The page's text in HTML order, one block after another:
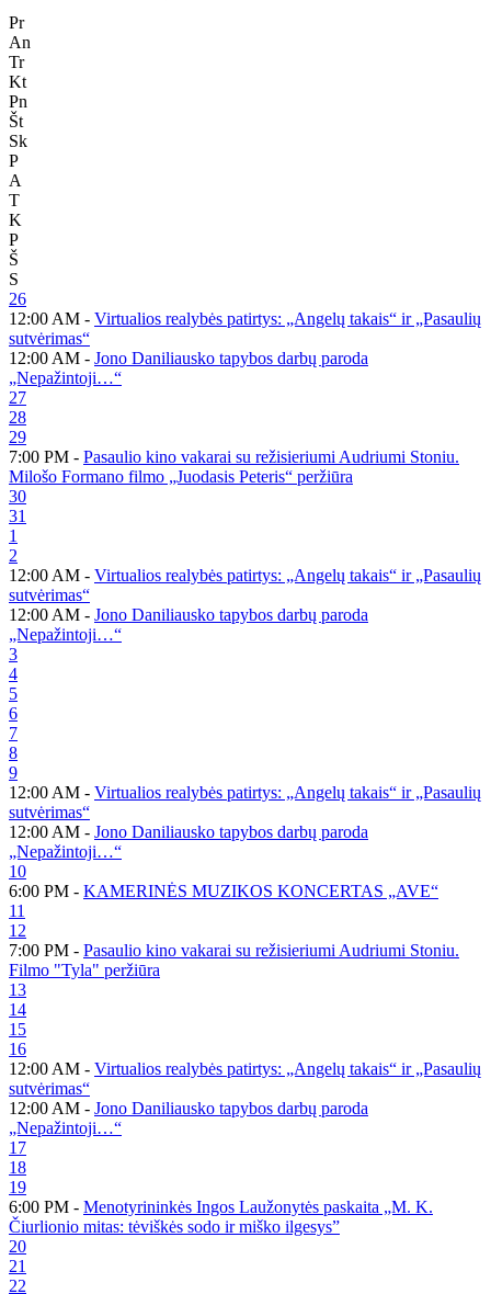
Pr
An
Tr
Kt
Pn
Št
Sk
P
A
T
K
P
Š
S
26
12:00 AM - Virtualios realybės patirtys: „Angelų takais“ ir „Pasaulių
sutvėrimas“
12:00 AM - Jono Daniliausko tapybos darbų paroda
„Nepažintoji…“
27
28
29
7:00 PM - Pasaulio kino vakarai su režisieriumi Audriumi Stoniu.
Milošo Formano filmo „Juodasis Peteris“ peržiūra
30
31
1
2
12:00 AM - Virtualios realybės patirtys: „Angelų takais“ ir „Pasaulių
sutvėrimas“
12:00 AM - Jono Daniliausko tapybos darbų paroda
„Nepažintoji…“
3
4
5
6
7
8
9
12:00 AM - Virtualios realybės patirtys: „Angelų takais“ ir „Pasaulių
sutvėrimas“
12:00 AM - Jono Daniliausko tapybos darbų paroda
„Nepažintoji…“
10
6:00 PM - KAMERINĖS MUZIKOS KONCERTAS „AVE“
11
12
7:00 PM - Pasaulio kino vakarai su režisieriumi Audriumi Stoniu.
Filmo "Tyla" peržiūra
13
14
15
16
12:00 AM - Virtualios realybės patirtys: „Angelų takais“ ir „Pasaulių
sutvėrimas“
12:00 AM - Jono Daniliausko tapybos darbų paroda
„Nepažintoji…“
17
18
19
6:00 PM - Menotyrininkės Ingos Laužonytės paskaita „M. K.
Čiurlionio mitas: tėviškės sodo ir miško ilgesys”
20
21
22